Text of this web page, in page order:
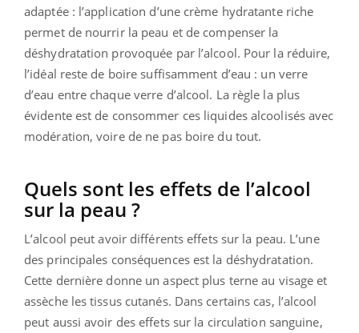
adaptée : l’application d’une crème hydratante riche
permet de nourrir la peau et de compenser la
déshydratation provoquée par l’alcool. Pour la réduire,
l’idéal reste de boire suffisamment d’eau : un verre
d’eau entre chaque verre d’alcool. La règle la plus
évidente est de consommer ces liquides alcoolisés avec
modération, voire de ne pas boire du tout.
Quels sont les effets de l’alcool
sur la peau ?
L’alcool peut avoir différents effets sur la peau. L’une
des principales conséquences est la déshydratation.
Cette dernière donne un aspect plus terne au visage et
assèche les tissus cutanés. Dans certains cas, l’alcool
peut aussi avoir des effets sur la circulation sanguine,